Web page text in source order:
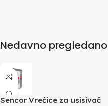
Nedavno pregledano
Sencor Vrećice za usisivač